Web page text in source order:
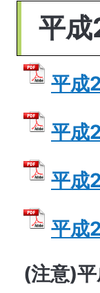
平
平成
平成
平成
平成
(注意)